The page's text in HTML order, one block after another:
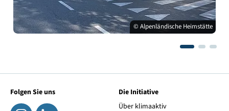
© Alpenländische Heimstätte
Folgen Sie uns
Die Initiative
Über klimaaktiv